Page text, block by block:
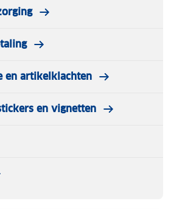
en artikelklachten
en vignetten